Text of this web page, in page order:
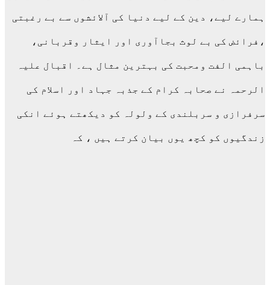
ہمارے لیے، دین کے لیے دنیا کی آلائشوں سے بے رغبتی
،فرائض کی بے لوث بجاآوری اور ایثار وقربانی،
باہمی الفت ومحبت کی بہترین مثال ہے۔ اقبال علیہ
الرحمہ نے صحابہ کرام کے جذبہ جہاد اور اسلام کی
سرفرازی و سربلندی کے ولولہ کو دیکھتے ہوئے انکی
زندگیوں کو کچھ یوں بیان کرتے ہیں ، کہ